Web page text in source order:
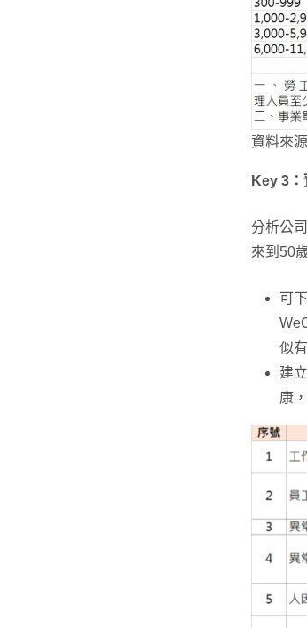
資料來
Key 3
分析公
來到50
可
似
建
康